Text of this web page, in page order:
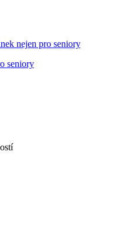
nejen pro seniory